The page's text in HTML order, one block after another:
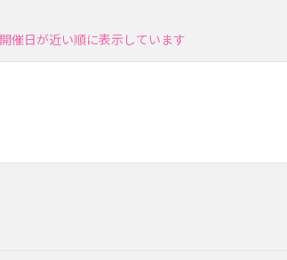
催日が近い順に表示しています